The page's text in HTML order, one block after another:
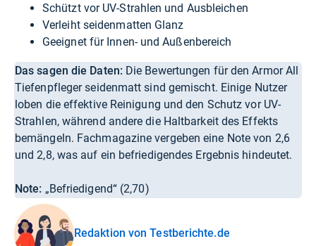
Schützt vor UV-Strahlen und Ausbleichen
Verleiht seidenmatten Glanz
Geeignet für Innen- und Außenbereich
Das sagen die Daten: Die Bewertungen für den Armor All
Tiefenpfleger seidenmatt sind gemischt. Einige Nutzer
loben die effektive Reinigung und den Schutz vor UV-
Strahlen, während andere die Haltbarkeit des Effekts
bemängeln. Fachmagazine vergeben eine Note von 2,6
und 2,8, was auf ein befriedigendes Ergebnis hindeutet.
Note: „Befriedigend“ (2,70)
Redaktion von Testberichte.de